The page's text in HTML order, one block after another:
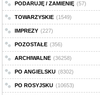
PODARUJĘ / ZAMIENIĘ (57)
TOWARZYSKIE (1549)
IMPREZY (227)
POZOSTAŁE (356)
ARCHIWALNE (36258)
PO ANGIELSKU (8302)
PO ROSYJSKU (10653)